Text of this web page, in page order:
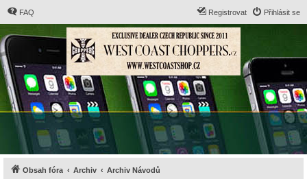
FAQ Přihlásit se
Registrovat
Obsah fóra Archiv Archiv Návodů